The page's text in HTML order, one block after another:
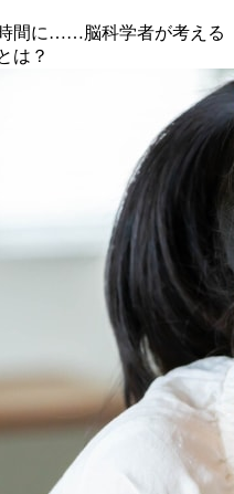
間に……脳科学者が考える
は？